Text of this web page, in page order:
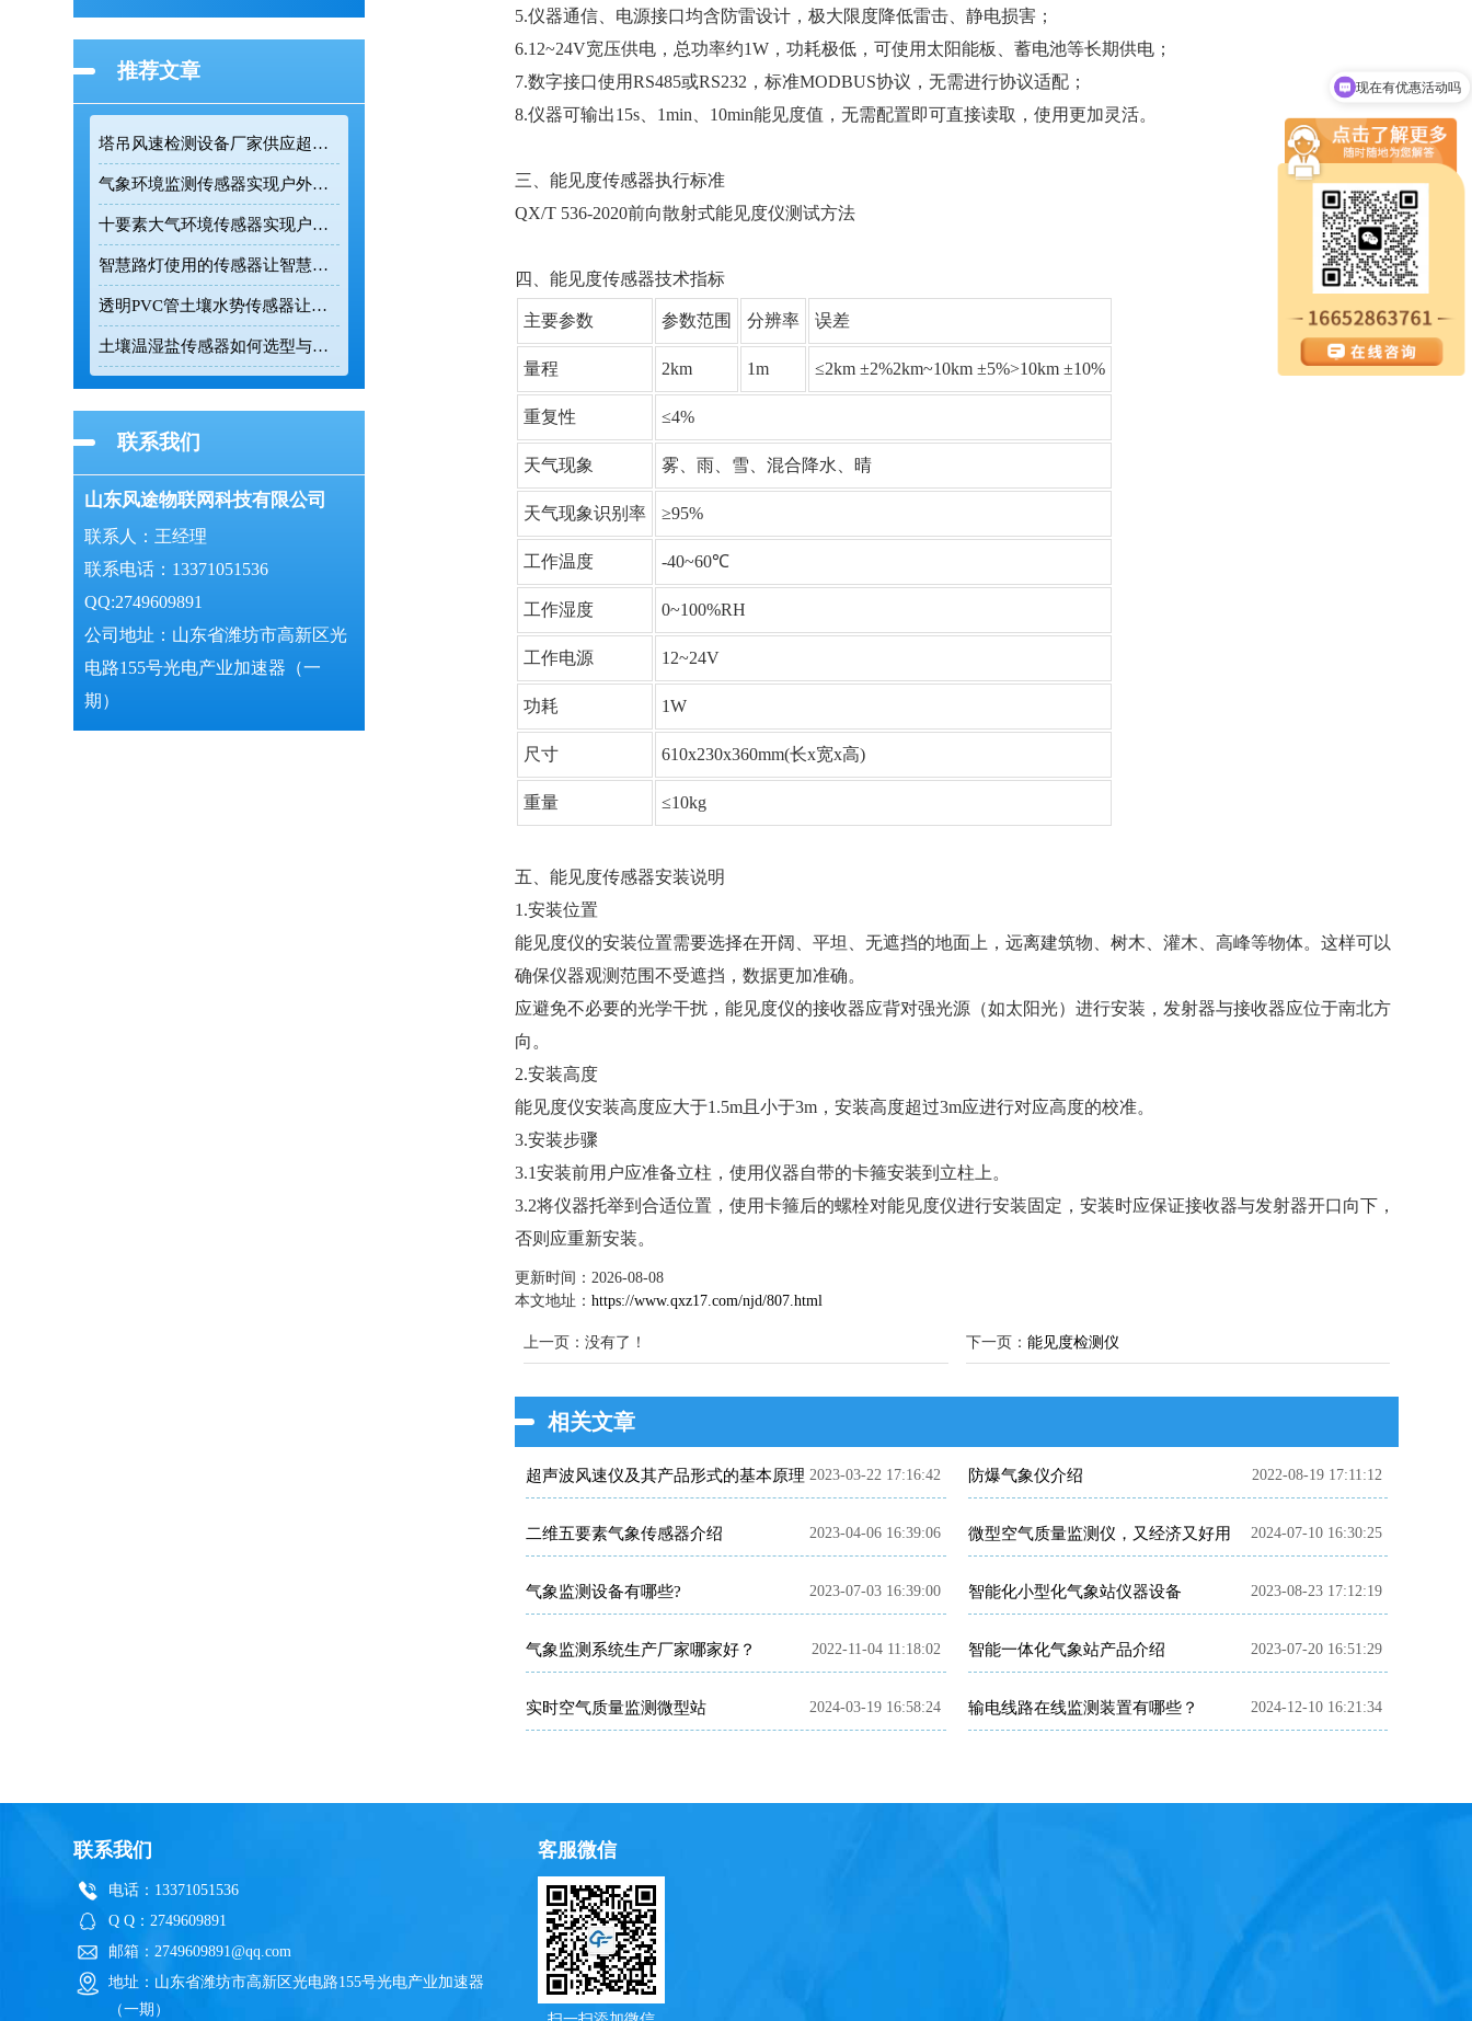
推荐文章
塔吊风速检测设备厂家供应超声波高精度监测传感设备
气象环境监测传感器实现户外气象参数全天候在线监测
十要素大气环境传感器实现户外气象24小时连续监测
智慧路灯使用的传感器让智慧路灯成为城市环境监测的前端节点
透明PVC管土壤水势传感器让农业灌溉更精准
土壤温湿盐传感器如何选型与正确安装
联系我们
山东风途物联网科技有限公司
联系人：王经理
联系电话：13371051536
QQ:2749609891
公司地址：山东省潍坊市高新区光
电路155号光电产业加速器（一
期）
5.仪器通信、电源接口均含防雷设计，极大限度降低雷击、静电损害；
6.12~24V宽压供电，总功率约1W，功耗极低，可使用太阳能板、蓄电池等长期供电；
7.数字接口使用RS485或RS232，标准MODBUS协议，无需进行协议适配；
8.仪器可输出15s、1min、10min能见度值，无需配置即可直接读取，使用更加灵活。
三、能见度传感器执行标准
QX/T 536-2020前向散射式能见度仪测试方法
四、能见度传感器技术指标
主要参数 参数范围 分辨率 误差
量程 2km 1m ≤2km ±2%2km~10km ±5%>10km ±10%
重复性 ≤4%
天气现象 雾、雨、雪、混合降水、晴
天气现象识别率 ≥95%
工作温度 -40~60℃
工作湿度 0~100%RH
工作电源 12~24V
功耗 1W
尺寸 610x230x360mm(长x宽x高)
重量 ≤10kg
五、能见度传感器安装说明
1.安装位置
能见度仪的安装位置需要选择在开阔、平坦、无遮挡的地面上，远离建筑物、树木、灌木、高峰等物体。这样可以
确保仪器观测范围不受遮挡，数据更加准确。
应避免不必要的光学干扰，能见度仪的接收器应背对强光源（如太阳光）进行安装，发射器与接收器应位于南北方
向。
2.安装高度
能见度仪安装高度应大于1.5m且小于3m，安装高度超过3m应进行对应高度的校准。
3.安装步骤
3.1安装前用户应准备立柱，使用仪器自带的卡箍安装到立柱上。
3.2将仪器托举到合适位置，使用卡箍后的螺栓对能见度仪进行安装固定，安装时应保证接收器与发射器开口向下，
否则应重新安装。
更新时间：2026-08-08
本文地址：https://www.qxz17.com/njd/807.html
上一页：没有了！ 下一页： 能见度检测仪
相关文章
超声波风速仪及其产品形式的基本原理 2023-03-22 17:16:42 防爆气象仪介绍 2022-08-19 17:11:12
二维五要素气象传感器介绍 2023-04-06 16:39:06 微型空气质量监测仪，又经济又好用 2024-07-10 16:30:25
气象监测设备有哪些? 2023-07-03 16:39:00 智能化小型化气象站仪器设备 2023-08-23 17:12:19
气象监测系统生产厂家哪家好？ 2022-11-04 11:18:02 智能一体化气象站产品介绍 2023-07-20 16:51:29
实时空气质量监测微型站 2024-03-19 16:58:24 输电线路在线监测装置有哪些？ 2024-12-10 16:21:34
联系我们
电话：13371051536
Q Q：2749609891
邮箱：2749609891@qq.com
地址：山东省潍坊市高新区光电路155号光电产业加速器
（一期）
客服微信
现在有优惠活动吗